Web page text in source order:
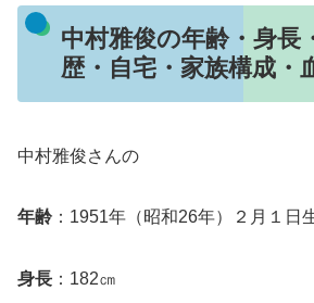
中村雅俊の年齢・身長
歴・自宅・家族構成・
中村雅俊さんの
年齢 ：1951年（昭和26年）２月１日
身長 ：182㎝